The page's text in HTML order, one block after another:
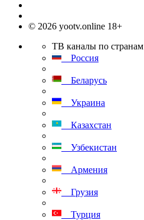
© 2026 yootv.online 18+
ТВ каналы по странам
Россия
Беларусь
Украина
Казахстан
Узбекистан
Армения
Грузия
Турция